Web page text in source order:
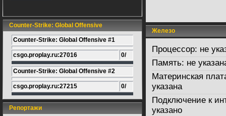
Counter-Strike: Global Offensive
Counter-Strike: Global Offensive #1
csgo.proplay.ru:27016 0/
Counter-Strike: Global Offensive #2
csgo.proplay.ru:27215 0/
Репортажи
Железо
Процессор: не
Память: не
Материнская
указана
Подключение к
указано